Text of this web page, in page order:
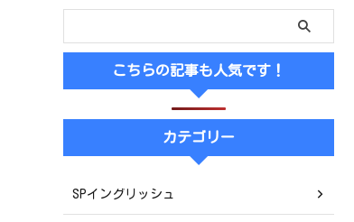
こちらの記事も人気です！
カテゴリー
SPイングリッシュ